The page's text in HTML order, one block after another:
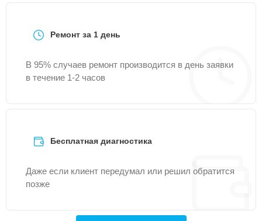
Ремонт за 1 день
В 95% случаев ремонт производится в день заявки
в течение 1-2 часов
Бесплатная диагностика
Даже если клиент передумал или решил обратится
позже